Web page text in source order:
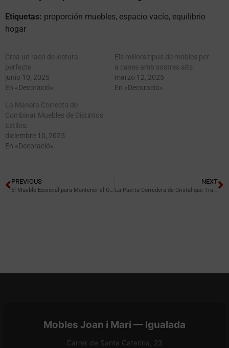
Etiquetas: proporción muebles, espacio vacío, equilibrio
hogar
Crea un racó de lectura
perfecte
junio 10, 2025
En «Decoració»
Els millors tipus de mobles per
a cases amb sostres alts
marzo 12, 2025
En «Decoració»
La Manera Correcta de
Combinar Muebles de Distintos
Estilos.
diciembre 10, 2025
En «Decoració»
PREVIOUS
El Mueble Esencial para Mantener el Orden en el Cuarto de Baño.
NEXT
La Puerta Corredera de Cristal que Transforma tu Cocina en Vilanova del Camí.
Mobles Joan i Mari — Igualada
Carrer de Santa Caterina, 23